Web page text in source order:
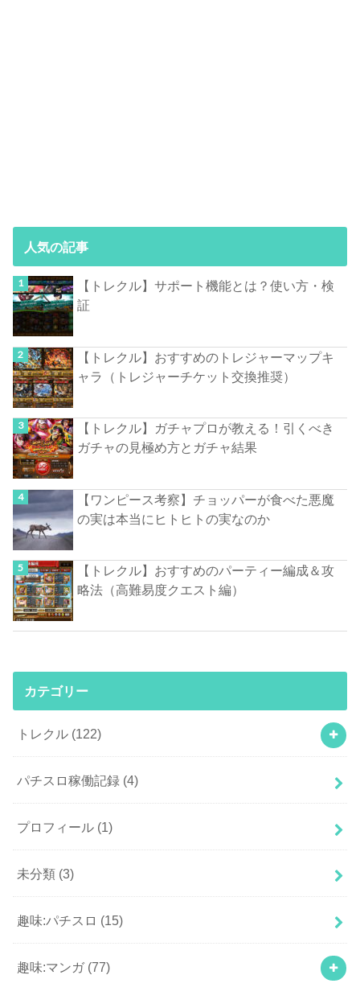
人気の記事
【トレクル】サポート機能とは？使い方・検
証
【トレクル】おすすめのトレジャーマップキ
ャラ（トレジャーチケット交換推奨）
【トレクル】ガチャプロが教える！引くべき
ガチャの見極め方とガチャ結果
【ワンピース考察】チョッパーが食べた悪魔
の実は本当にヒトヒトの実なのか
【トレクル】おすすめのパーティー編成＆攻
略法（高難易度クエスト編）
カテゴリー
トレクル (122)
パチスロ稼働記録 (4)
プロフィール (1)
未分類 (3)
趣味:パチスロ (15)
趣味:マンガ (77)